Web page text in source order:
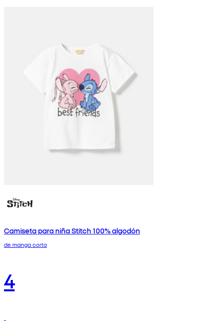
Camiseta para niña Stitch 100% algodón
de manga corta
4